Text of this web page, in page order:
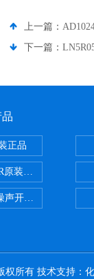
上一篇：
下一篇：
正品
原装正品
声开关电容器原装正
所有 技术支持：